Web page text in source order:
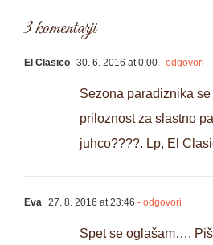
3 komentarji
El Clasico 30. 6. 2016 at 0:00 - odgovori
Sezona paradiznika
priloznost za slastno
juhco????. Lp, El
Eva 27. 8. 2016 at 23:46 - odgovori
Spet se oglašam….